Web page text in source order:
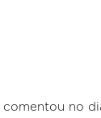
comentou no